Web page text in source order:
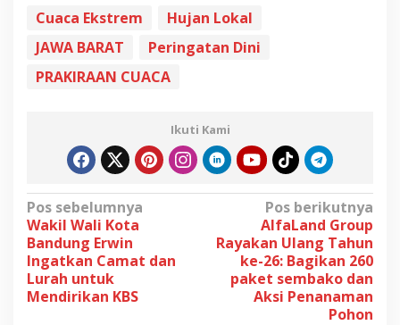
Cuaca Ekstrem
Hujan Lokal
JAWA BARAT
Peringatan Dini
PRAKIRAAN CUACA
Ikuti Kami
N
a
v
i
g
Pos sebelumnya
Wakil Wali Kota
Bandung Erwin
Ingatkan Camat dan
Lurah untuk
Mendirikan KBS
Pos berikutnya
AlfaLand Group
Rayakan Ulang Tahun
ke-26: Bagikan 260
paket sembako dan
Aksi Penanaman
Pohon